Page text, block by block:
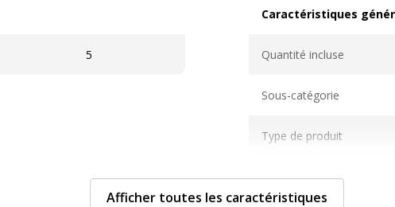
5
Caractéristiques
Quantité incluse
Sous-catégorie
Type de produit
Afficher toutes les caractéristiques